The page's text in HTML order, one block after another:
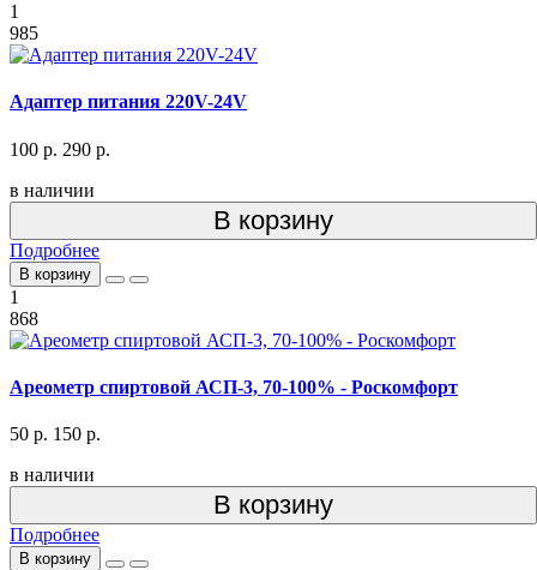
1
985
Адаптер питания 220V-24V
100 р. 290 р.
в наличии
В корзину
Подробнее
В корзину
1
868
Ареометр спиртовой АСП-3, 70-100% - Роскомфорт
50 р. 150 р.
в наличии
В корзину
Подробнее
В корзину